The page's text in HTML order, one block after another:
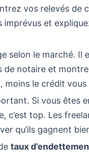
vos relevés de
imprévus et
selon le marché. Il
notaire et
moins le crédit
Si vous êtes
c’est top. Les
qu’ils gagnent
taux